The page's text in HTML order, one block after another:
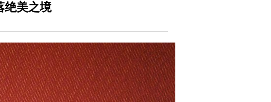
绝美之境